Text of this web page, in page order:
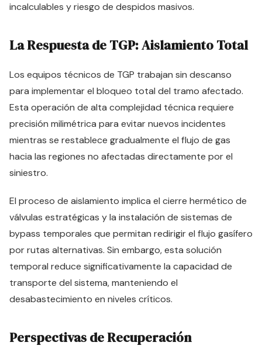
incalculables y riesgo de despidos masivos.
La Respuesta de TGP: Aislamiento Total
Los equipos técnicos de TGP trabajan sin descanso
para implementar el bloqueo total del tramo afectado.
Esta operación de alta complejidad técnica requiere
precisión milimétrica para evitar nuevos incidentes
mientras se restablece gradualmente el flujo de gas
hacia las regiones no afectadas directamente por el
siniestro.
El proceso de aislamiento implica el cierre hermético de
válvulas estratégicas y la instalación de sistemas de
bypass temporales que permitan redirigir el flujo gasífero
por rutas alternativas. Sin embargo, esta solución
temporal reduce significativamente la capacidad de
transporte del sistema, manteniendo el
desabastecimiento en niveles críticos.
Perspectivas de Recuperación